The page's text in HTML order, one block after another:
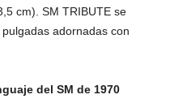
cm). SM TRIBUTE se
adornadas con
del SM de 1970